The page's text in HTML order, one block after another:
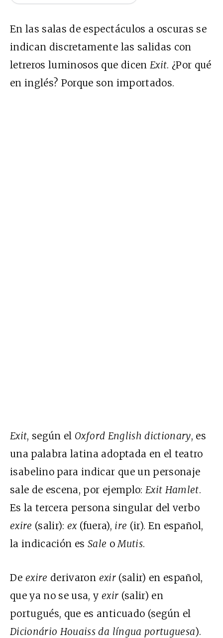
En las salas de espectáculos a oscuras se
indican discretamente las salidas con
letreros luminosos que dicen Exit. ¿Por qué
en inglés? Porque son importados.
Exit, según el Oxford English dictionary, es
una palabra latina adoptada en el teatro
isabelino para indicar que un personaje
sale de escena, por ejemplo: Exit Hamlet.
Es la tercera persona singular del verbo
exire (salir):ex(fuera), ire (ir). En español,
la indicación es Sale o Mutis.
Deexire derivaron exir(salir) en español,
que ya no se usa, y exir (salir) en
portugués, que es anticuado (según el
Dicionário Houaiss da língua portuguesa).